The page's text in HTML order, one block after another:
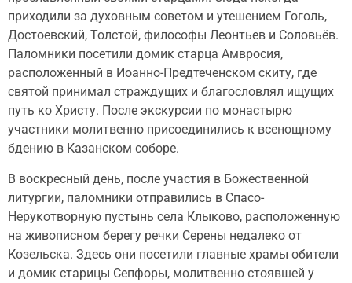
приходили за духовным советом и утешением Гоголь,
Достоевский, Толстой, философы Леонтьев и Соловьёв.
Паломники посетили домик старца Амвросия,
расположенный в Иоанно-Предтеченском скиту, где
святой принимал страждущих и благословлял ищущих
путь ко Христу. После экскурсии по монастырю
участники молитвенно присоединились к всенощному
бдению в Казанском соборе.
В воскресный день, после участия в Божественной
литургии, паломники отправились в Спасо-
Нерукотворную пустынь села Клыково, расположенную
на живописном берегу речки Серены недалеко от
Козельска. Здесь они посетили главные храмы обители
и домик старицы Сепфоры, молитвенно стоявшей у